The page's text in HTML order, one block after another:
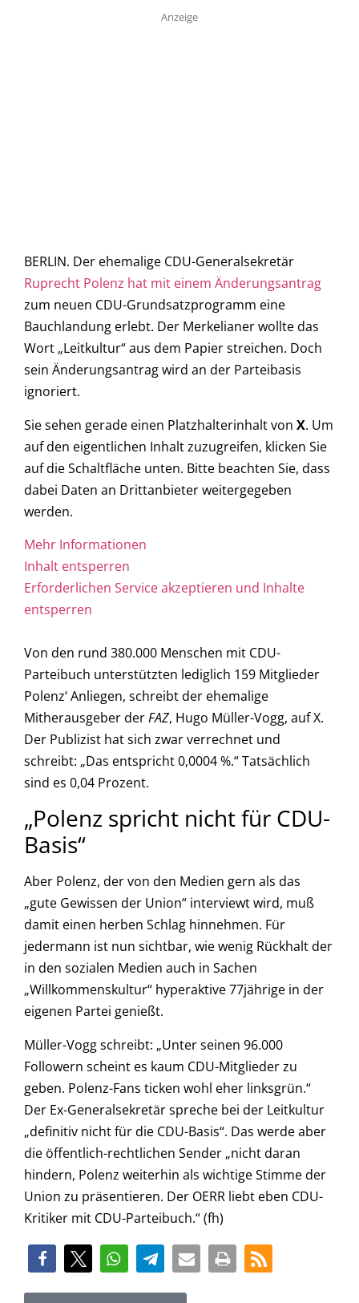
Anzeige
BERLIN. Der ehemalige CDU-Generalsekretär
Ruprecht Polenz hat mit einem Änderungsantrag
zum neuen CDU-Grundsatzprogramm eine
Bauchlandung erlebt. Der Merkelianer wollte das
Wort „Leitkultur“ aus dem Papier streichen. Doch
sein Änderungsantrag wird an der Parteibasis
ignoriert.
Sie sehen gerade einen Platzhalterinhalt von X. Um
auf den eigentlichen Inhalt zuzugreifen, klicken Sie
auf die Schaltfläche unten. Bitte beachten Sie, dass
dabei Daten an Drittanbieter weitergegeben
werden.
Mehr Informationen
Inhalt entsperren
Erforderlichen Service akzeptieren und Inhalte
entsperren
Von den rund 380.000 Menschen mit CDU-
Parteibuch unterstützten lediglich 159 Mitglieder
Polenz‘ Anliegen, schreibt der ehemalige
Mitherausgeber derFAZ, Hugo Müller-Vogg, auf X.
Der Publizist hat sich zwar verrechnet und
schreibt: „Das entspricht 0,0004 %.“ Tatsächlich
sind es 0,04 Prozent.
„Polenz spricht nicht für CDU-
Basis“
Aber Polenz, der von den Medien gern als das
„gute Gewissen der Union“ interviewt wird, muß
damit einen herben Schlag hinnehmen. Für
jedermann ist nun sichtbar, wie wenig Rückhalt der
in den sozialen Medien auch in Sachen
„Willkommenskultur“ hyperaktive 77jährige in der
eigenen Partei genießt.
Müller-Vogg schreibt: „Unter seinen 96.000
Followern scheint es kaum CDU-Mitglieder zu
geben. Polenz-Fans ticken wohl eher linksgrün.“
Der Ex-Generalsekretär spreche bei der Leitkultur
„definitiv nicht für die CDU-Basis“. Das werde aber
die öffentlich-rechtlichen Sender „nicht daran
hindern, Polenz weiterhin als wichtige Stimme der
Union zu präsentieren. Der OERR liebt eben CDU-
Kritiker mit CDU-Parteibuch.“ (fh)